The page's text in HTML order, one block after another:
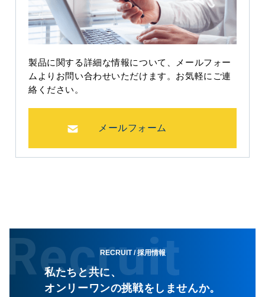
工
製品に関する詳細な情報について、メールフォー
ムよりお問い合わせいただけます。お気軽にご連
絡ください。
メールフォーム
Recruit
RECRUIT/ 採用情報
私たちと共に、
オンリーワンの挑戦をしませんか。